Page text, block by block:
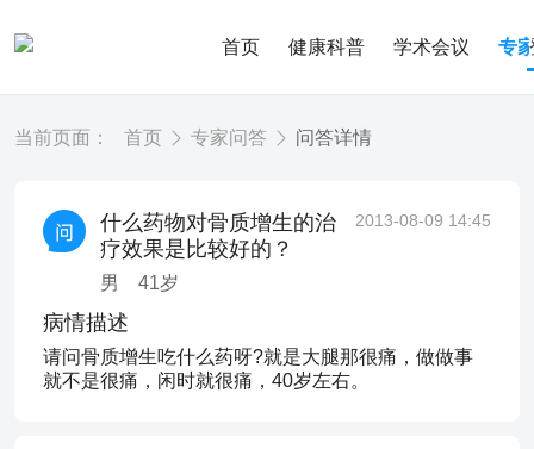
首页 健康科普 学术会议 专
当前页面： 首页 专家问答 问答详情
什么药物对骨质增生的治
疗效果是比较好的？
男 41岁
2013-08-09 14:45
病情描述
请问骨质增生吃什么药呀?就是大腿那很痛，做做事
就不是很痛，闲时就很痛，40岁左右。